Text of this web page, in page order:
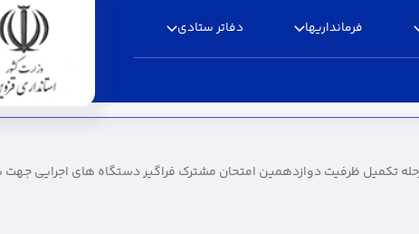
فرمانداریها دفاتر ستادی
امتحان مشترک فراگیر دستگاه های
تکمیل ظرفیت دوازدهمین امتحان مشترک فراگیر دستگاه های اجرایی جهت